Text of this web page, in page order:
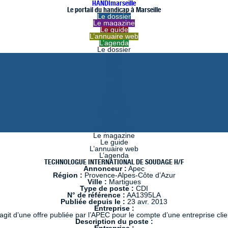
HANDImarseille
Le portail du handicap à Marseille
Le dossier
Le magazine
Le guide
L’annuaire web
L’agenda
Le dossier
Le magazine
Le guide
L’annuaire web
L’agenda
TECHNOLOGUE INTERNATIONAL DE SOUDAGE H/F
Annonceur : Apec
Région : Provence-Alpes-Côte d’Azur
Ville : Martigues
Type de poste : CDI
N° de référence : AA1395LA
Publiée depuis le : 23 avr. 2013
Entreprise :
d’une offre publiée par l’APEC pour le compte d’une entreprise
Description du poste :